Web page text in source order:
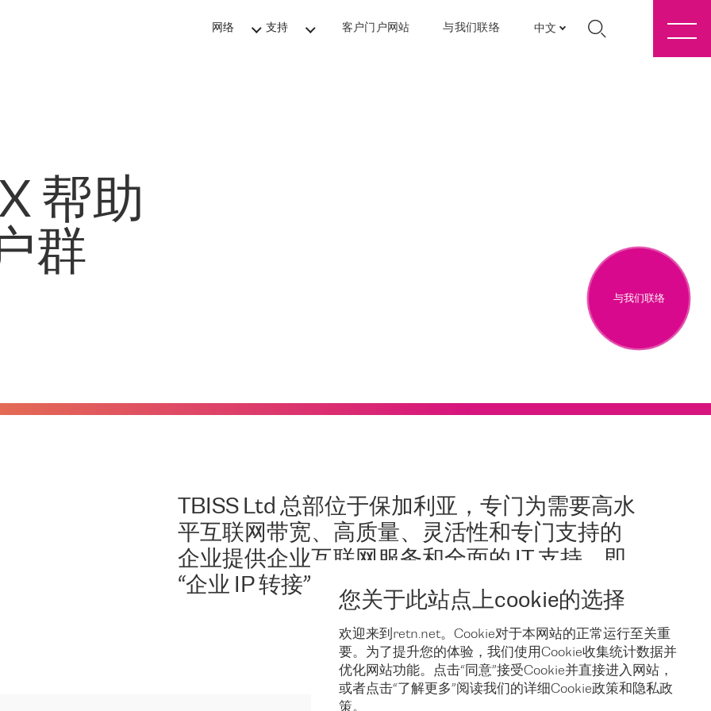
网络 支持 客户门户网站 与我们联络 中文
您关于此站点上cookie的选择
欢迎来到retn.net。Cookie对于本网站的正常运行至关重
要。为了提升您的体验，我们使用Cookie收集统计数据并
优化网站功能。点击“同意”接受Cookie并直接进入网站，
或者点击“了解更多”阅读我们的详细Cookie政策和隐私政
策。
帮助
群
与我们联络
TBISS Ltd 总部位于保加利亚，专门为需要高水
平互联网带宽、高质量、灵活性和专门支持的
企业提供企业互联网服务和全面的 IT 支持，即
“企业 IP 转接”。